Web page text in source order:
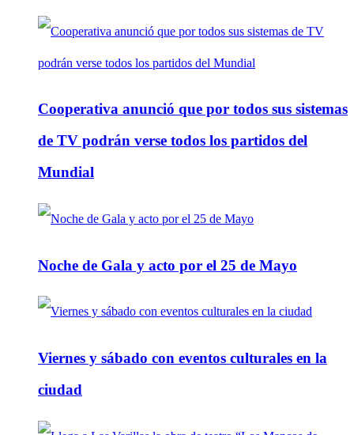
Cooperativa anunció que por todos sus sistemas
de TV podrán verse todos los partidos del
Mundial
Noche de Gala y acto por el 25 de Mayo
Viernes y sábado con eventos culturales en la
ciudad